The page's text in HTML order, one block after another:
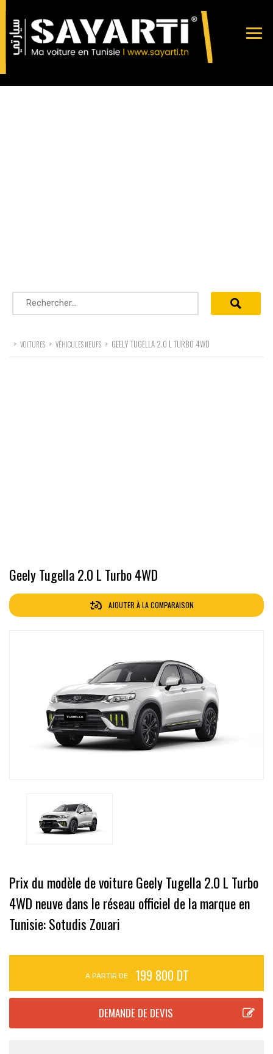
Rechercher :
> VOITURES > VÉHICULES NEUFS > GEELY TUGELLA 2.0 L TURBO 4WD
Geely Tugella 2.0 L Turbo 4WD
AJOUTER À LA COMPARAISON
Prix du modèle de voiture Geely Tugella 2.0 L Turbo
4WD neuve dans le réseau officiel de la marque en
Tunisie: Sotudis Zouari
A PARTIR DE 199 800 DT